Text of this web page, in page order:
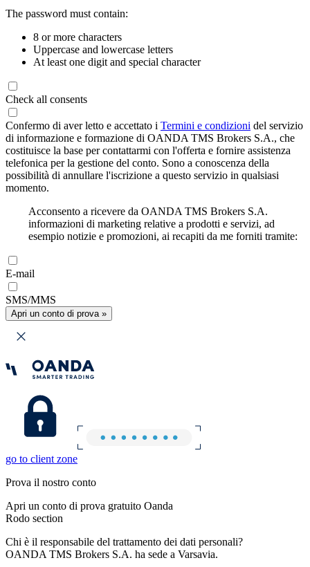
The password must contain:
8 or more characters
Uppercase and lowercase letters
At least one digit and special character
Check all consents
Confermo di aver letto e accettato i Termini e condizioni del servizio
di informazione e formazione di OANDA TMS Brokers S.A., che
costituisce la base per contattarmi con l'offerta e fornire assistenza
telefonica per la gestione del conto. Sono a conoscenza della
possibilità di annullare l'iscrizione a questo servizio in qualsiasi
momento.
Acconsento a ricevere da OANDA TMS Brokers S.A.
informazioni di marketing relative a prodotti e servizi, ad
esempio notizie e promozioni, ai recapiti da me forniti tramite:
E-mail
SMS/MMS
Apri un conto di prova »
go to client zone
Prova il nostro conto
Apri un conto di prova gratuito Oanda
Rodo section
Chi è il responsabile del trattamento dei dati personali?
OANDA TMS Brokers S.A. ha sede a Varsavia.